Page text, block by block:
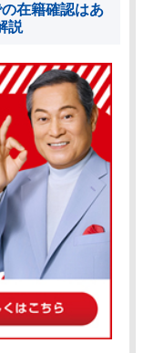
在籍確認はあ
説